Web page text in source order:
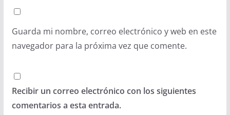
Guarda mi nombre, correo electrónico y web en este
navegador para la próxima vez que comente.
Recibir un correo electrónico con los siguientes
comentarios a esta entrada.